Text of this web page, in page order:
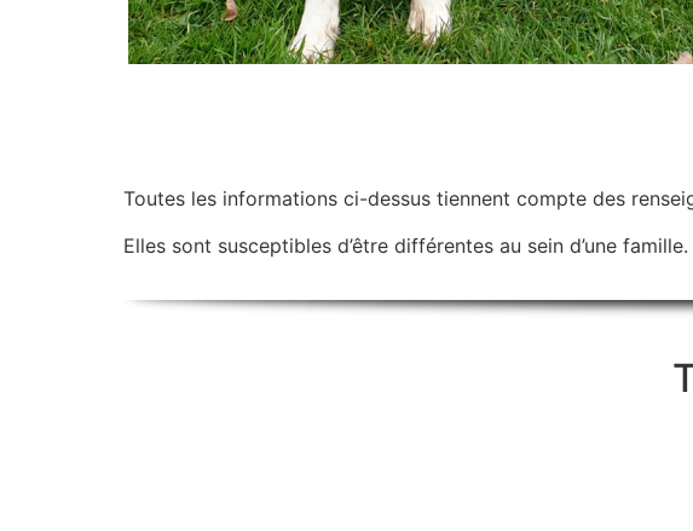
Toutes les informations ci-dessus tiennent compte des
Elles sont susceptibles d’être différentes au sein d’une famille.